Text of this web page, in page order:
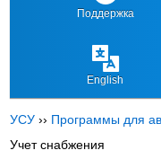
Поддержка
English
УСУ ›› Программы для
Учет снабжения